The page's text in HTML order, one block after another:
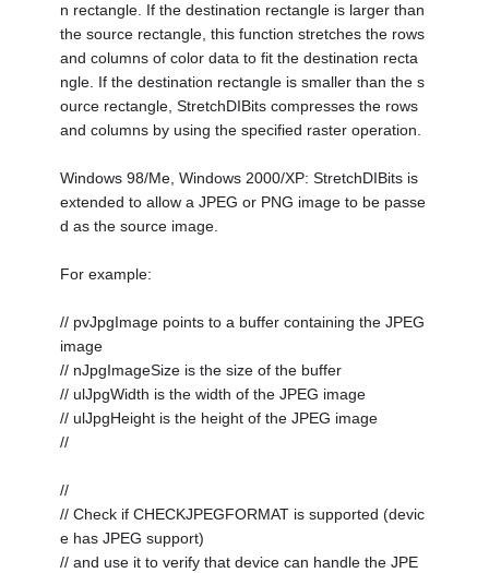
n rectangle. If the destination rectangle is larger than
the source rectangle, this function stretches the rows
and columns of color data to fit the destination recta
ngle. If the destination rectangle is smaller than the s
ource rectangle, StretchDIBits compresses the rows
and columns by using the specified raster operation.
Windows 98/Me, Windows 2000/XP: StretchDIBits is
extended to allow a JPEG or PNG image to be passe
d as the source image.
For example:
// pvJpgImage points to a buffer containing the JPEG
image
// nJpgImageSize is the size of the buffer
// ulJpgWidth is the width of the JPEG image
// ulJpgHeight is the height of the JPEG image
//
//
// Check if CHECKJPEGFORMAT is supported (devic
e has JPEG support)
// and use it to verify that device can handle the JPE